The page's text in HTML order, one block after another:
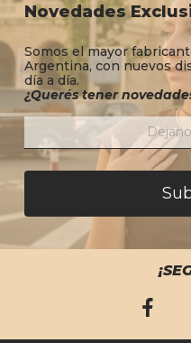
Novedades
Somos el mayor
Argentina, con nuevos
día a día.
¿Querés tener